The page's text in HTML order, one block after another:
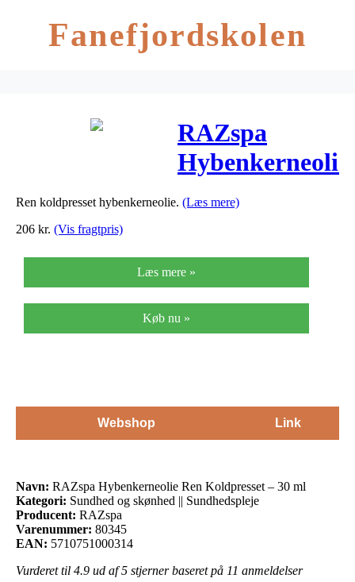
Fanefjordskolen
RAZspa
Hybenkerneolie
Ren
30 ml
Ren koldpresset hybenkerneolie. (Læs mere)
206 kr. (Vis fragtpris)
Læs mere »
Køb nu »
Webshop Link
Navn: RAZspa Hybenkerneolie Ren Koldpresset – 30 ml
Kategori: Sundhed og skønhed || Sundhedspleje
Producent: RAZspa
Varenummer: 80345
EAN: 5710751000314
Vurderet til 4.9 ud af 5 stjerner baseret på 11 anmeldelser